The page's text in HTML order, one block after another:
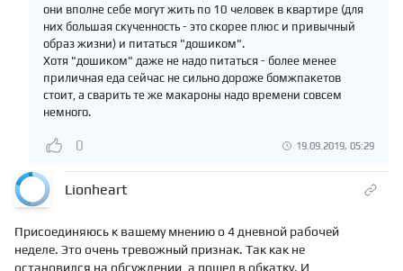
они вполне себе могут жить по 10 человек в квартире (для
них большая скученность - это скорее плюс и привычный
образ жизни) и питаться "дошиком".
Хотя "дошиком" даже не надо питаться - более менее
приличная еда сейчас не сильно дороже бомжпакетов
стоит, а сварить те же макароны надо времени совсем
немного.
0 19.09.2019, 05:29
Lionheart
Присоединяюсь к вашему мнению о 4 дневной рабочей
неделе. Это очень тревожный признак. Так как не
остановился на обсуждении, а пошел в обкатку. И